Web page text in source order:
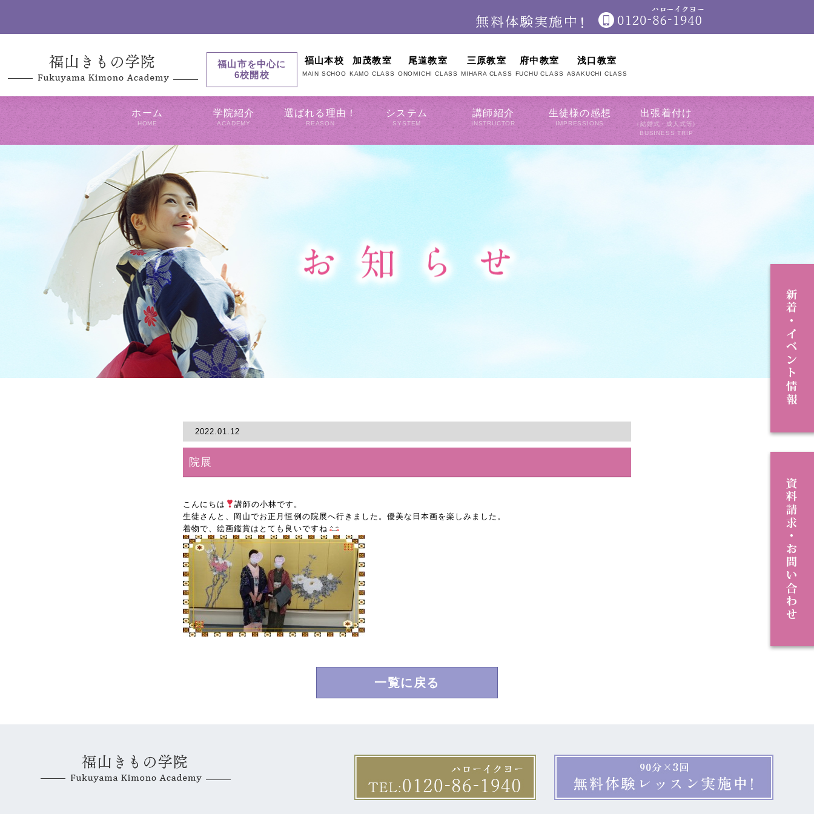
福山市を中心に
6校開校
福山本校
MAIN SCHOO
加茂教室
KAMO CLASS
尾道教室
ONOMICHI CLASS
三原教室
MIHARA CLASS
府中教室
FUCHU CLASS
浅口教室
ASAKUCHI CLASS
ホーム
HOME
学院紹介
ACADEMY
選ばれる理由！
REASON
システム
SYSTEM
講師紹介
INSTRUCTOR
生徒様の感想
IMPRESSIONS
出張着付け
（結婚式・成人式等）
BUSINESS TRIP
2022.01.12
院展
こんにちは
講師の小林です。
生徒さんと、岡山でお正月恒例の院展へ行きました。優美な日本画を楽しみました。
着物で、絵画鑑賞はとても良いですね
一覧に戻る